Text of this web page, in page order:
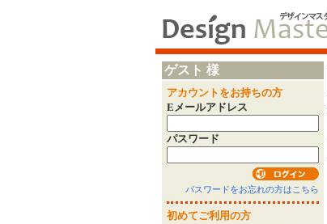
ゲスト 様
アカウントをお持ちの方
Eメールアドレス
パスワード
パスワードをお忘れの方はこちら
初めてご利用の方